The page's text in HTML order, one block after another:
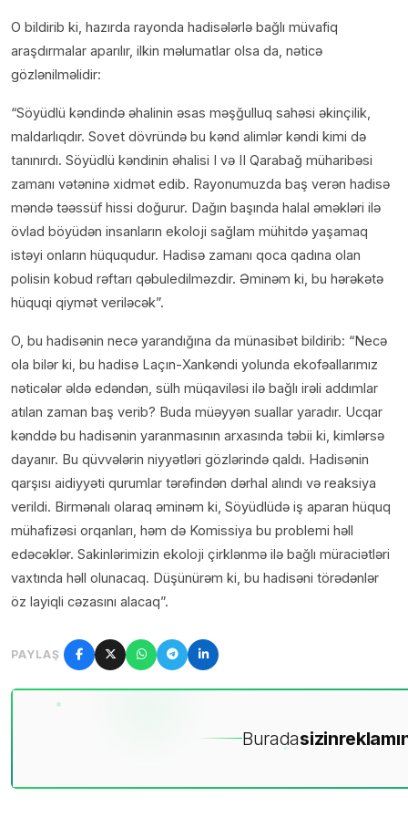
O bildirib ki, hazırda rayonda hadisələrlə bağlı müvafiq
araşdırmalar aparılır, ilkin məlumatlar olsa da, nəticə
gözlənilməlidir:
“Söyüdlü kəndində əhalinin əsas məşğulluq sahəsi əkinçilik,
maldarlıqdır. Sovet dövründə bu kənd alimlər kəndi kimi də
tanınırdı. Söyüdlü kəndinin əhalisi I və II Qarabağ müharibəsi
zamanı vətəninə xidmət edib. Rayonumuzda baş verən hadisə
məndə təəssüf hissi doğurur. Dağın başında halal əməkləri ilə
övlad böyüdən insanların ekoloji sağlam mühitdə yaşamaq
istəyi onların hüququdur. Hadisə zamanı qoca qadına olan
polisin kobud rəftarı qəbuledilməzdir. Əminəm ki, bu hərəkətə
hüquqi qiymət veriləcək”.
O, bu hadisənin necə yarandığına da münasibət bildirib: “Necə
ola bilər ki, bu hadisə Laçın-Xankəndi yolunda ekofəallarımız
nəticələr əldə edəndən, sülh müqaviləsi ilə bağlı irəli addımlar
atılan zaman baş verib? Buda müəyyən suallar yaradır. Ucqar
kənddə bu hadisənin yaranmasının arxasında təbii ki, kimlərsə
dayanır. Bu qüvvələrin niyyətləri gözlərində qaldı. Hadisənin
qarşısı aidiyyəti qurumlar tərəfindən dərhal alındı və reaksiya
verildi. Birmənalı olaraq əminəm ki, Söyüdlüdə iş aparan hüquq
mühafizəsi orqanları, həm də Komissiya bu problemi həll
edəcəklər. Sakinlərimizin ekoloji çirklənmə ilə bağlı müraciətləri
vaxtında həll olunacaq. Düşünürəm ki, bu hadisəni törədənlər
öz layiqli cəzasını alacaq”.
PAYLAŞ
Buradasizin